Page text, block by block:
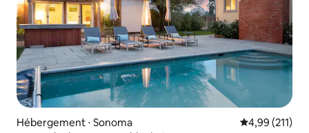
Hébergement ⋅ Sonoma Évaluation
4,99 (211)